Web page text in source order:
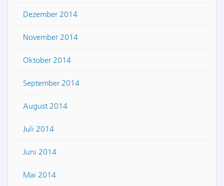
Dezember 2014
November 2014
Oktober 2014
September 2014
August 2014
Juli 2014
Juni 2014
Mai 2014